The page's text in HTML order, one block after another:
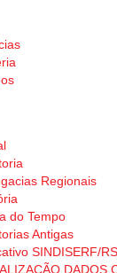
Regionais
do Tempo
Antigas
SINDISERF/RS
DADOS